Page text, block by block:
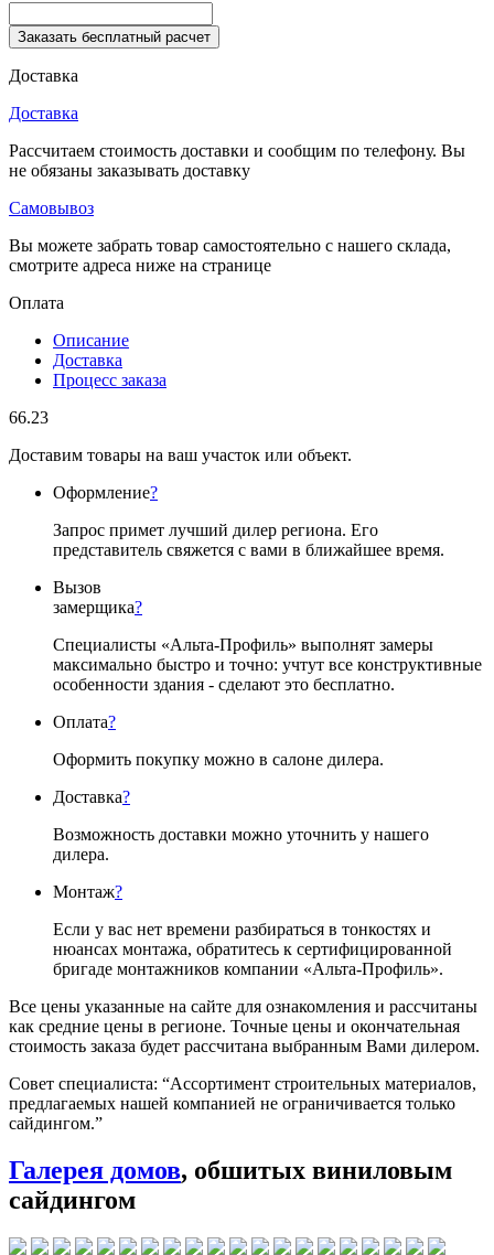
Заказать бесплатный расчет
Доставка
Доставка
Рассчитаем стоимость доставки и сообщим по телефону. Вы
не обязаны заказывать доставку
Самовывоз
Вы можете забрать товар самостоятельно с нашего склада,
смотрите адреса ниже на странице
Оплата
Описание
Доставка
Процесс заказа
66.23
Доставим товары на ваш участок или объект.
Оформление?
Запрос примет лучший дилер региона. Его
представитель свяжется с вами в ближайшее время.
Вызов
замерщика?
Специалисты «Альта-Профиль» выполнят замеры
максимально быстро и точно: учтут все конструктивные
особенности здания - сделают это бесплатно.
Оплата?
Оформить покупку можно в салоне дилера.
Доставка?
Возможность доставки можно уточнить у нашего
дилера.
Монтаж?
Если у вас нет времени разбираться в тонкостях и
нюансах монтажа, обратитесь к сертифицированной
бригаде монтажников компании «Альта-Профиль».
Все цены указанные на сайте для ознакомления и рассчитаны
как средние цены в регионе. Точные цены и окончательная
стоимость заказа будет рассчитана выбранным Вами дилером.
Совет специалиста: “Ассортимент строительных материалов,
предлагаемых нашей компанией не ограничивается только
сайдингом.”
Галерея домов, обшитых виниловым
сайдингом